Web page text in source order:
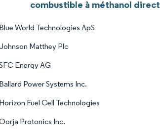
combustible à méthanol direct
Blue World Technologies ApS
Matthey Plc
Energy AG
Ballard Power Systems Inc.
Horizon Fuel Cell Technologies
Protonics Inc.